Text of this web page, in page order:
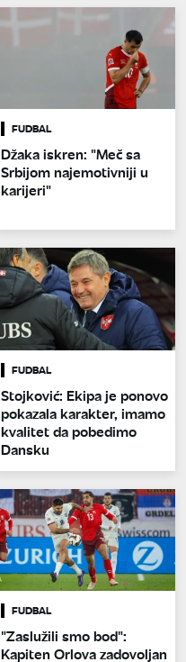
FUDBAL
Džaka iskren: "Meč sa
Srbijom najemotivniji u
karijeri"
FUDBAL
Stojković: Ekipa je ponovo
pokazala karakter, imamo
kvalitet da pobedimo
Dansku
FUDBAL
"Zaslužili smo bod":
Kapiten Orlova zadovoljan